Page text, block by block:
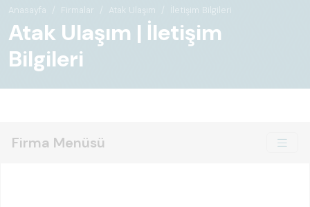
Anasayfa Firmalar Atak Ulaşım İletişim Bilgileri
Atak Ulaşım | İletişim
Bilgileri
Firma Menüsü